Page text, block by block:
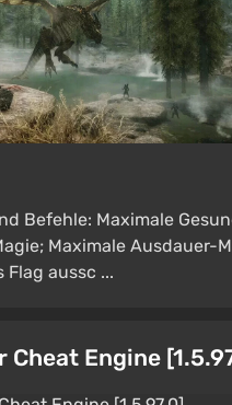
Befehle: Maximale
Maximale Ausdauer-
aussc ...
Cheat Engine